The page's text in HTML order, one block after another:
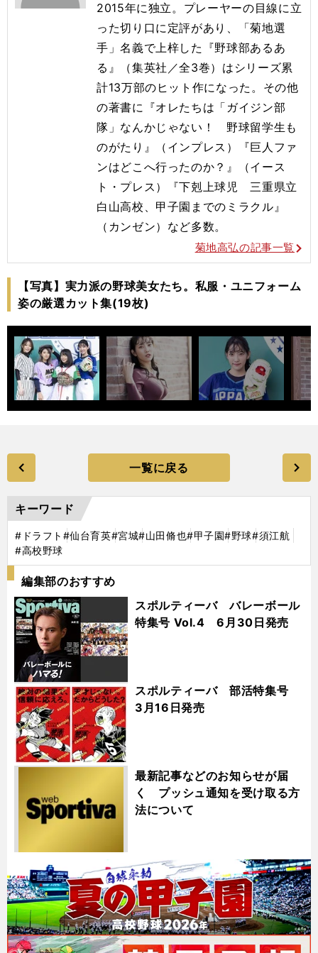
2015年に独立。プレーヤーの目線に立
った切り口に定評があり、「菊地選
手」名義で上梓した『野球部あるあ
る』（集英社／全3巻）はシリーズ累
計13万部のヒット作になった。その他
の著書に『オレたちは「ガイジン部
隊」なんかじゃない！ 野球留学生も
のがたり』（インプレス）『巨人ファ
ンはどこへ行ったのか？』（イース
ト・プレス）『下剋上球児 三重県立
白山高校、甲子園までのミラクル』
（カンゼン）など多数。
菊地高弘の記事一覧
【写真】実力派の野球美女たち。私服・ユニフォーム
姿の厳選カット集(19枚)
一覧に戻る
キーワード
#ドラフト #仙台育英#宮城#山田脩也#甲子園#野球#須江航
#高校野球
編集部のおすすめ
スポルティーバ バレーボール
特集号 Vol.4 6月30日発売
スポルティーバ 部活特集号
3月16日発売
最新記事などのお知らせが届
く プッシュ通知を受け取る方
法について